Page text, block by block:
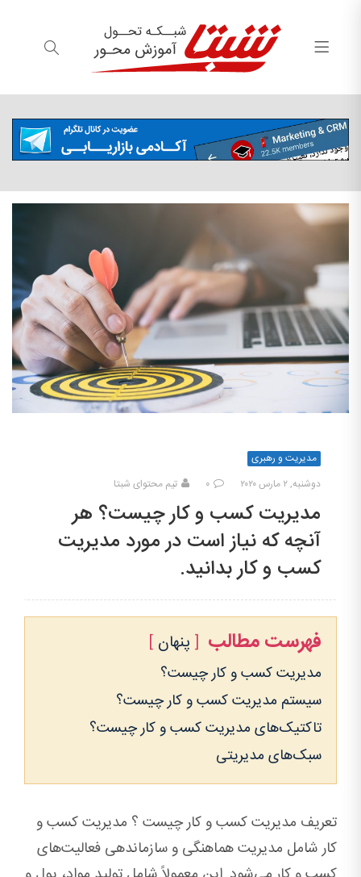
مدیریت و رهبری
دوشنبه, ۲ مارس ۲۰۲۰
۰ تیم محتوای شبتا
مدیریت کسب و کار چیست؟ هر
آنچه که نیاز است در مورد مدیریت
کسب و کار بدانید.
فهرست مطالب پنهان
مدیریت کسب و کار چیست؟
سیستم مدیریت کسب و کار چیست؟
تاکتیک‌های مدیریت کسب و کار چیست؟
سبک‌های مدیریتی
تعریف مدیریت کسب و کار چیست ؟ مدیریت کسب و
کار شامل مدیریت هماهنگی و سازماندهی فعالیت‌های